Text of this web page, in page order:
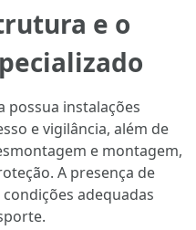
e o
possua instalações
e vigilância, além de
e montagem,
A presença de
adequadas